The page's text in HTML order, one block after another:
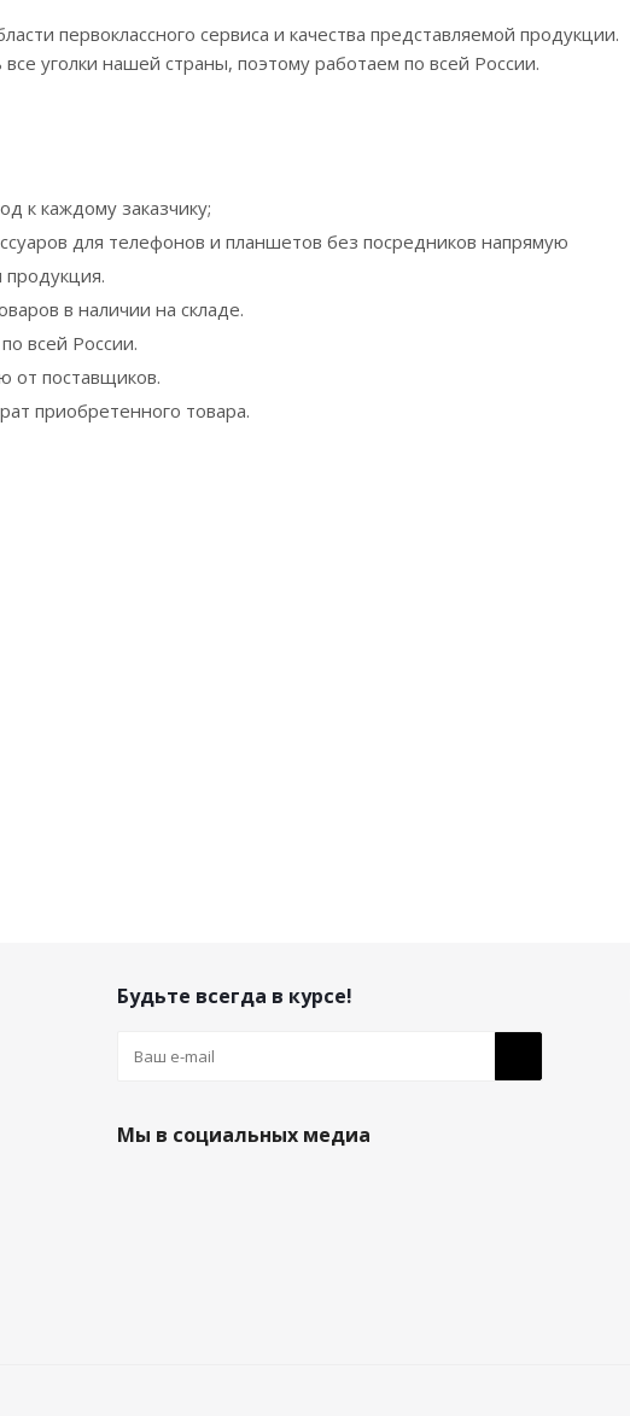
первоклассного сервиса и качества представляемой продукции.
уголки нашей страны, поэтому работаем по всей России.
к каждому заказчику;
для телефонов и планшетов без посредников напрямую
в наличии на складе.
всей России.
от поставщиков.
приобретенного товара.
Будьте всегда в курсе!
Мы в социальных медиа